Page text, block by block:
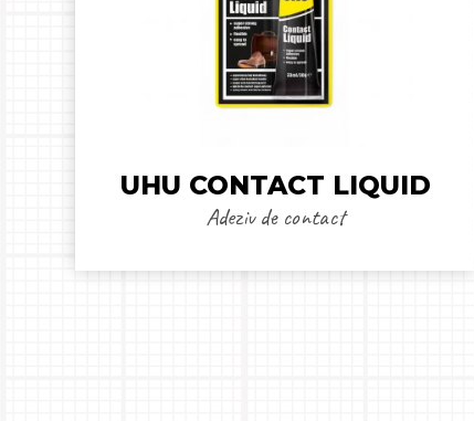
UHU CONTACT LIQUID
Adeziv de contact